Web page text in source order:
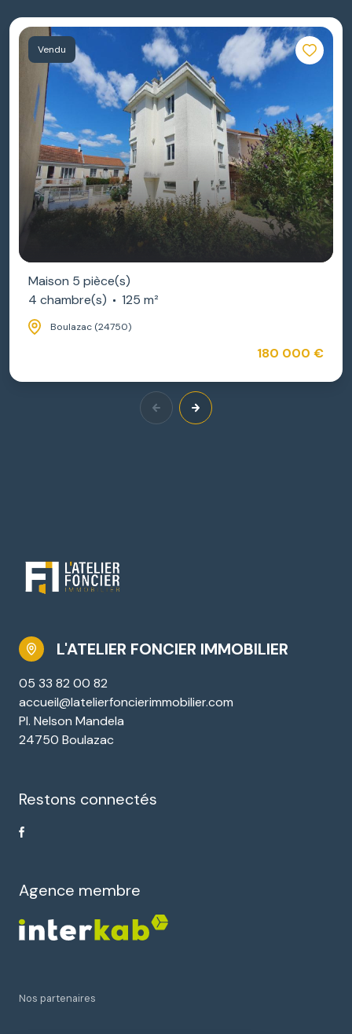
Vendu
Maison 5 pièce(s)
4 chambre(s)
125 m²
Boulazac (24750)
180 000 €
L'ATELIER FONCIER IMMOBILIER
05 33 82 00 82
accueil@latelierfoncierimmobilier.com
Pl. Nelson Mandela
24750 Boulazac
Restons connectés
Agence membre
Nos partenaires